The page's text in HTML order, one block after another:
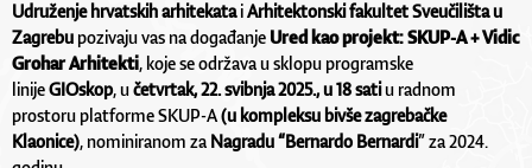
Udruženje hrvatskih arhitekataiArhitektonski fakultet Sveučilišta u
Zagrebu pozivaju vas na događanje Ured kao projekt: SKUP-A + Vidic
Grohar Arhitekti, koje se održava u sklopu programske
linijeGIOskop, učetvrtak, 22. svibnja 2025., u 18 satiu radnom
prostoru platforme SKUP-A(u kompleksu bivše zagrebačke
Klaonice), nominiranom za Nagradu “Bernardo Bernardi” za 2024.